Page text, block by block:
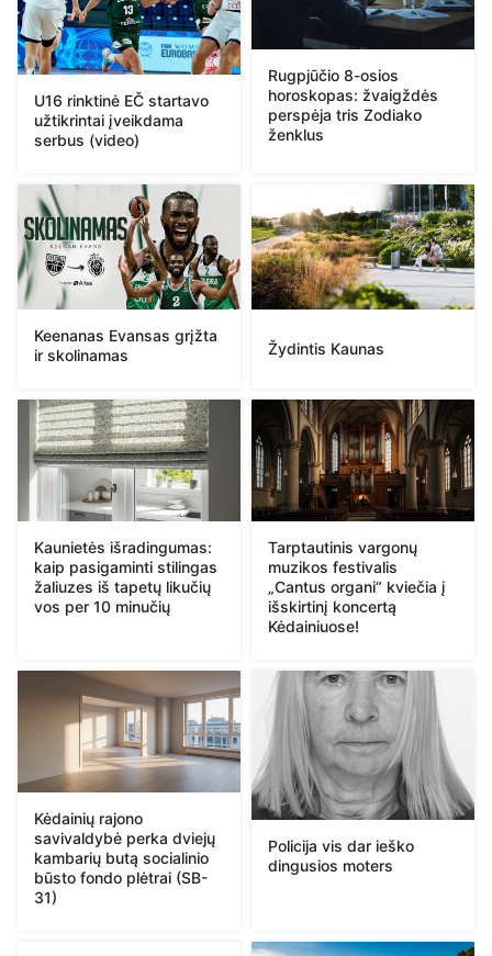
U16 rinktinė EČ startavo
užtikrintai įveikdama
serbus (video)
Rugpjūčio 8-osios
horoskopas: žvaigždės
perspėja tris Zodiako
ženklus
Keenanas Evansas grįžta
ir skolinamas
Žydintis Kaunas
Kaunietės išradingumas:
kaip pasigaminti stilingas
žaliuzes iš tapetų likučių
vos per 10 minučių
Tarptautinis vargonų
muzikos festivalis
„Cantus organi“ kviečia į
išskirtinį koncertą
Kėdainiuose!
Kėdainių rajono
savivaldybė perka dviejų
kambarių butą socialinio
būsto fondo plėtrai (SB-
31)
Policija vis dar ieško
dingusios moters